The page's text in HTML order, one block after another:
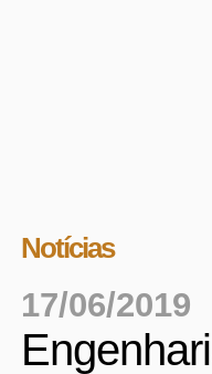
Notícias
17/06/2019